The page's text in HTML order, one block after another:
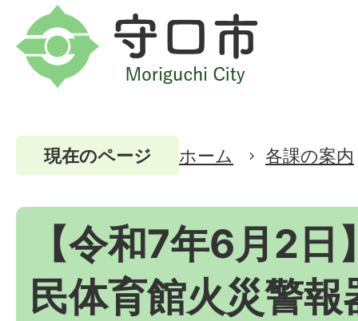
現在のページ ホーム 各課の案内
【令和7年6月2日
民体育館火災警報